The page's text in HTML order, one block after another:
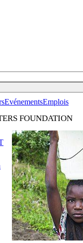
EvénementsEmplois
FOUNDATION